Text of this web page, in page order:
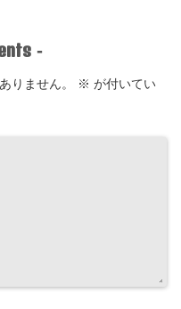
-
りません。 ※ が付いてい